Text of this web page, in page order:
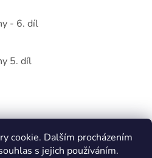
cookie. Dalším procházením
s jejich používáním.
- 6. díl
5. díl
KS /0 KČ